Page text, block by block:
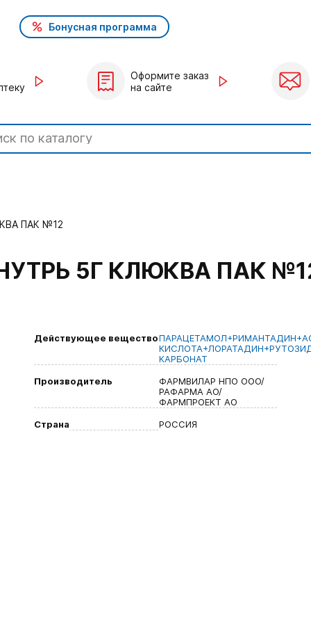
Бонусная программа
Оформите заказ
на сайте
ПАК №12
5Г КЛЮКВА ПАК
Действующее вещество
КАРБОНАТ
Производитель
ФАРМВИЛАР НПО ООО/
РАФАРМА АО/
ФАРМПРОЕКТ АО
Страна
РОССИЯ